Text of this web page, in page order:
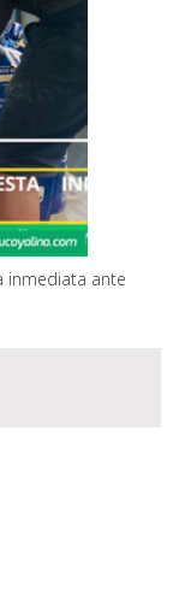
inmediata ante